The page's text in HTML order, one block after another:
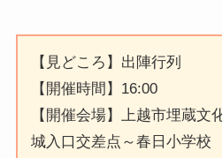
【見どころ】出陣行列
【開催時間】16:00
【開催会場】上越市埋蔵文
城入口交差点～春日小学校